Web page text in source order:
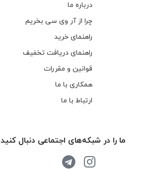
درباره ما
چرا از آر وی سی بخریم
راهنمای خرید
راهنمای دریافت تخفیف
قوانین و مقررات
همکاری با ما
ارتباط با ما
ما را در شبکه‌های اجتماعی دنبال کنید